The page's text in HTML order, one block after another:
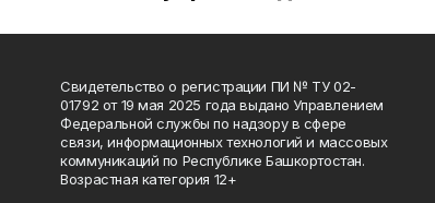
Свидетельство о регистрации ПИ № ТУ 02-
01792 от 19 мая 2025 года выдано Управлением
Федеральной службы по надзору в сфере
связи, информационных технологий и массовых
коммуникаций по Республике Башкортостан.
Возрастная категория 12+